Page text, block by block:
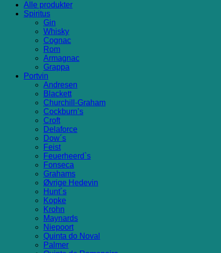
Alle produkter
Spiritus
Gin
Whisky
Cognac
Rom
Armagnac
Grappa
Portvin
Andresen
Blackett
Churchill-Graham
Cockburn’s
Croft
Delaforce
Dow´s
Feist
Feuerheerd`s
Fonseca
Grahams
Øvrige Hedevin
Hunt´s
Kopke
Krohn
Maynards
Niepoort
Quinta do Noval
Palmer